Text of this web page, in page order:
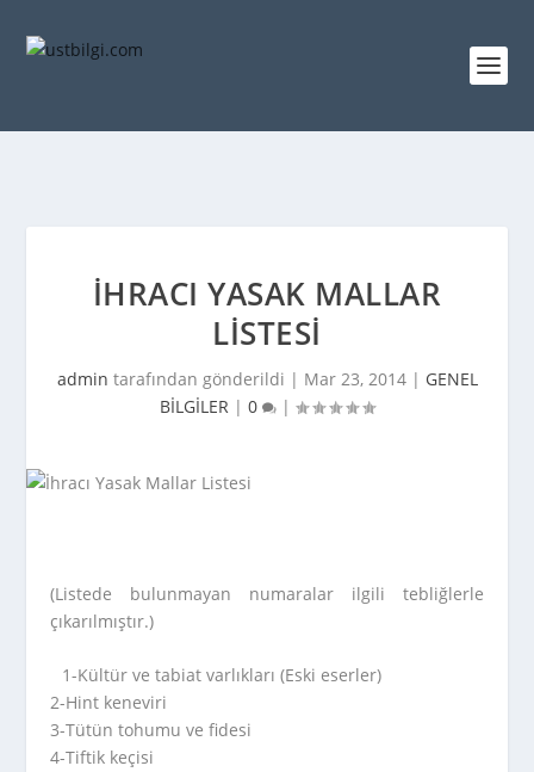
İHRACI YASAK MALLAR
LISTESI
admin tarafından gönderildi | Mar 23, 2014| GENEL
BİLGİLER | 0 |
(Listede bulunmayan numaralar ilgili tebliğlerle
çıkarılmıştır.)
1-Kültür ve tabiat varlıkları (Eski eserler)
2-Hint keneviri
3-Tütün tohumu ve fidesi
4-Tiftik keçisi